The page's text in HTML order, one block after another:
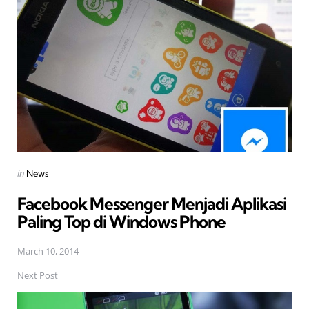
navigation
Posted
in News
Facebook Messenger Menjadi Aplikasi
Paling Top di Windows Phone
March 10, 2014
Next Post